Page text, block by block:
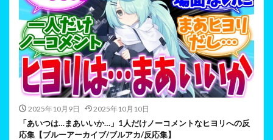
2025年10月9日 2025年10月10日
「あいつは…まあいいか…」1人だけノーコメントなヒヨリへの反
応集【ブルーアーカイブ/ブルアカ/反応集】